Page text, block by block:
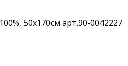
50х170см арт.90-0042227